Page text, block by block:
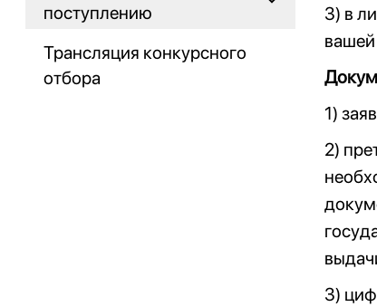
поступлению
Трансляция конкурсного
отбора
3) в
вашей
1)
2)
3)